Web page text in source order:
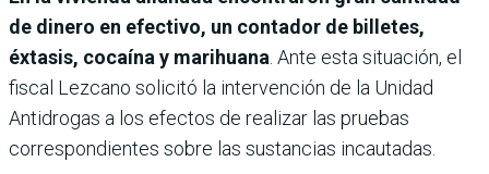
de dinero en efectivo, un contador de billetes,
éxtasis, cocaína y marihuana . Ante esta situación, el
fiscal Lezcano solicitó la intervención de la Unidad
Antidrogas a los efectos de realizar las pruebas
correspondientes sobre las sustancias incautadas.